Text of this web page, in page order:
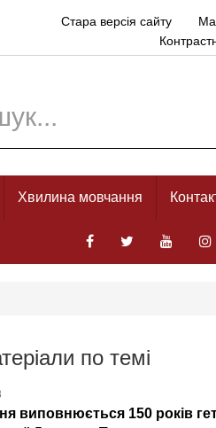
Стара версія сайту
Хвилина мовчання
по темі
виповнюється 150 років